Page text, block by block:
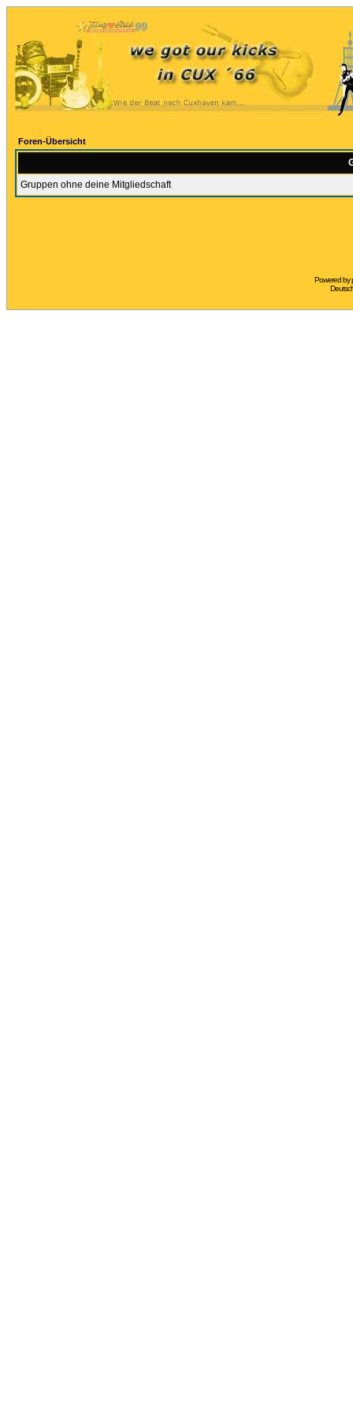
Foren-Übersicht
Gruppen ohne deine Mitgliedschaft
Powered by